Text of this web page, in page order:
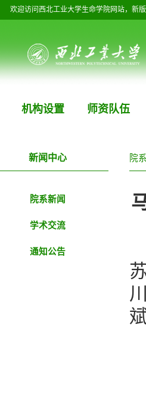
欢迎访问西北工业大学生命学院网站，新
机构设置 师资队伍
新闻中心
院系新闻
学术交流
通知公告
院